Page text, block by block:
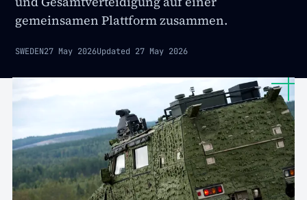
gemeinsamen Plattform zusammen.
SWEDEN27 May 2026Updated 27 May 2026